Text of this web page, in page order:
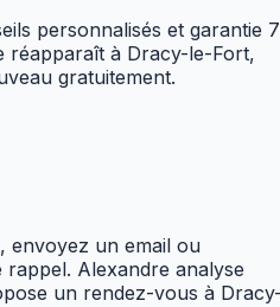
personnalisés et garantie 7
réapparaît à Dracy-le-Fort,
gratuitement.
, envoyez un email ou
Alexandre analyse
un rendez-vous à